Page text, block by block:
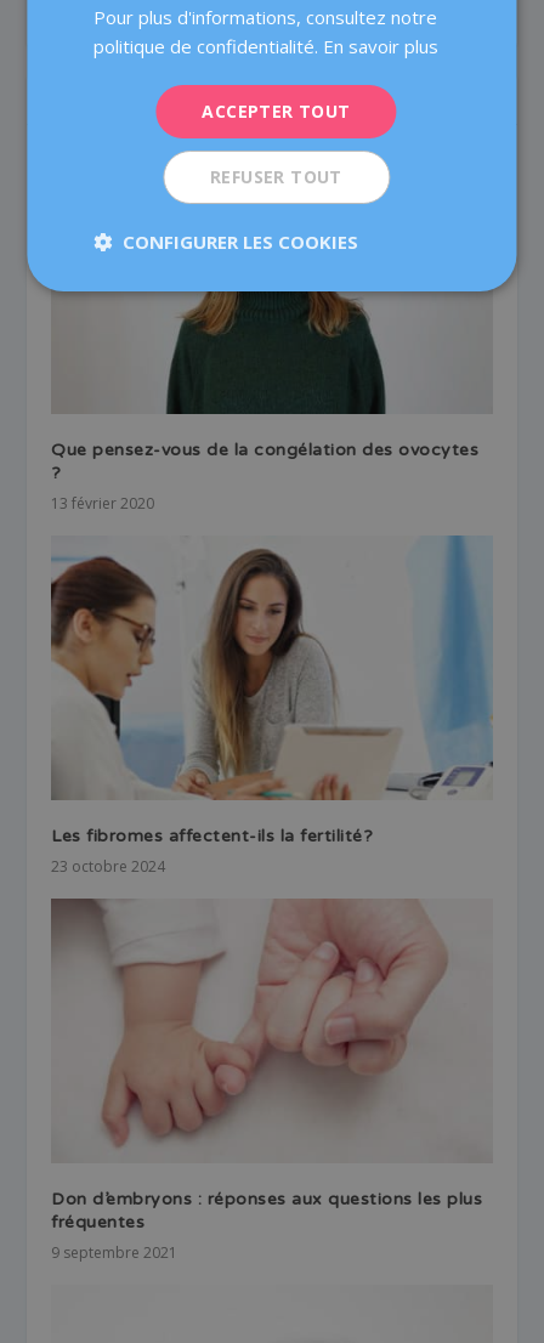
ARTICLES SIMILAIRES
Que pensez-vous de la congélation des ovocytes
?
13 février 2020
Les fibromes affectent-ils la fertilité?
23 octobre 2024
Don d’embryons : réponses aux questions les plus
fréquentes
9 septembre 2021
ITALIANO
Pour plus d'informations, consultez notre
politique de confidentialité. En savoir plus
ACCEPTER TOUT
REFUSER TOUT
CONFIGURER LES COOKIES